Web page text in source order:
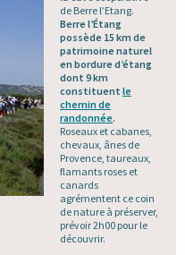
de Berre l’Etang.
Berre l’Étang
possède 15 km de
patrimoine naturel
en bordure d’étang
dont 9 km
constituent le
chemin de
randonnée.
Roseaux et cabanes,
chevaux, ânes de
Provence, taureaux,
flamants roses et
canards
agrémentent ce coin
de nature à préserver,
prévoir 2h00 pour le
découvrir.